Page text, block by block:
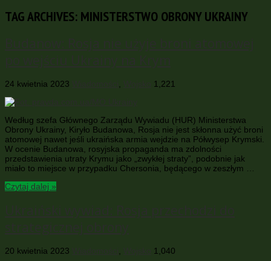
TAG ARCHIVES: MINISTERSTWO OBRONY UKRAINY
24 kwietnia 2023 , 1,221
Według szefa Głównego Zarządu Wywiadu (HUR) Ministerstwa
Obrony Ukrainy, Kiryło Budanowa, Rosja nie jest skłonna użyć broni
atomowej nawet jeśli ukraińska armia wejdzie na Półwysep Krymski.
W ocenie Budanowa, rosyjska propaganda ma zdolności
przedstawienia utraty Krymu jako „zwykłej straty”, podobnie jak
miało to miejsce w przypadku Chersonia, będącego w zeszłym …
Czytaj dalej »
20 kwietnia 2023 , 1,040